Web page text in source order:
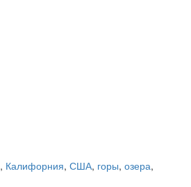
, Калифорния, США, горы, озера,